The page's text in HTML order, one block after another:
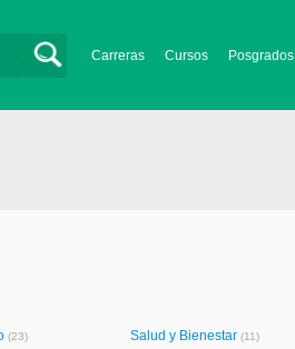
Carreras Cursos Posgrados
(23) Salud y Bienestar (11)